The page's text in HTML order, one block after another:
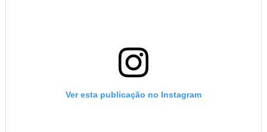
Ver esta publicação no Instagram